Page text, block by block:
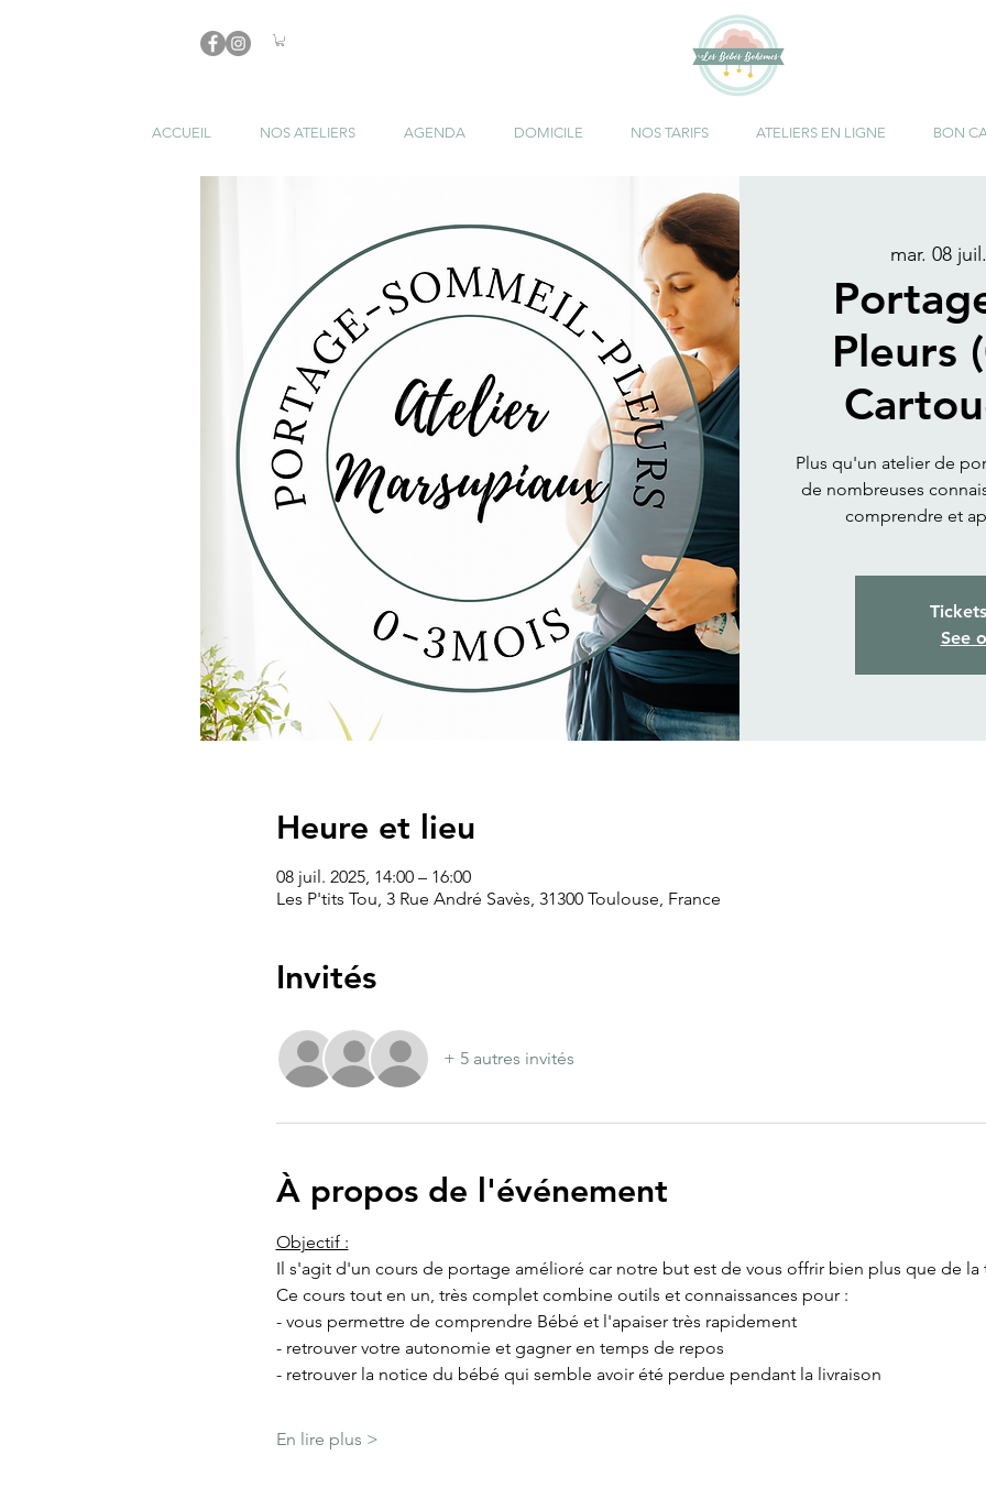
ACCUEIL NOS ATELIERS AGENDA DOMICILE NOS TARIFS ATELIERS EN LIGNE BON
mar. 08 juil.
Pleurs
Plus qu'un atelier de
de nombreuses
comprendre et
See
Heure et lieu
08 juil. 2025, 14:00 – 16:00
Les P'tits Tou, 3 Rue André Savès, 31300 Toulouse, France
Invités
+ 5 autres invités
À propos de l'événement
Objectif :
Il s'agit d'un cours de portage amélioré car notre but est de vous offrir bien plus que de la
Ce cours tout en un, très complet combine outils et connaissances pour :
- vous permettre de comprendre Bébé et l'apaiser très rapidement
- retrouver votre autonomie et gagner en temps de repos
- retrouver la notice du bébé qui semble avoir été perdue pendant la livraison
En lire plus >